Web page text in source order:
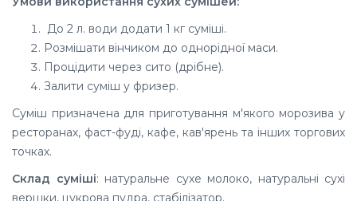
До 2 л. води додати 1 кг суміші.
Розмішати вінчиком до однорідної маси.
Процідити через сито (дрібне).
Залити суміш у фризер.
Суміш призначена для приготування м'якого морозива у
ресторанах, фаст-фуді, кафе, кав'ярень та інших торгових
точках.
Склад суміші: натуральне сухе молоко, натуральні сухі
вершки, цукрова пудра, стабілізатор.